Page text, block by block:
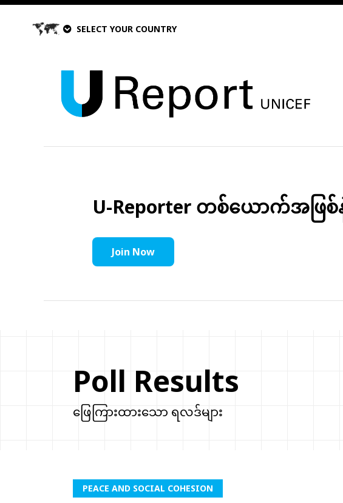
SELECT YOUR COUNTRY
U-Reporter တစ်ယောက်အဖြစ်
Join Now
Poll Results
ဖြေကြားထားသော ရလဒ်များ
PEACE AND SOCIAL COHESION